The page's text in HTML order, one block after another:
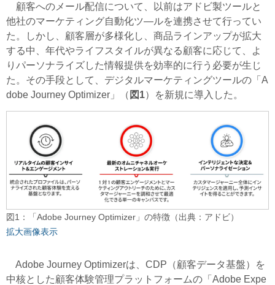
顧客へのメール配信について、以前はアドビ製ツールと
他社のマーケティング自動化ツ―ルを連携させて行ってい
た。しかし、顧客層が多様化し、商品ラインアップが拡大
する中、年代やライフスタイルが異なる顧客に応じて、よ
りパーソナライズした情報提供を効率的に行う必要が生じ
た。その手段として、デジタルマーケティングツールの「A
dobe Journey Optimizer」（ 図1）を新規に導入した。
図1：「Adobe Journey Optimizer」の特徴（出典：アドビ）
拡大画像表示
Adobe Journey Optimizerは、CDP（顧客データ基盤）を
中核とした顧客体験管理プラットフォームの「Adobe Expe